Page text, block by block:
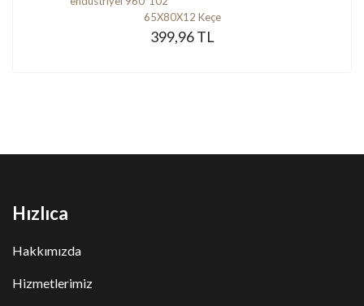
65X80X12 Keçe
399,96 TL
Hızlıca
Hakkımızda
Hizmetlerimiz